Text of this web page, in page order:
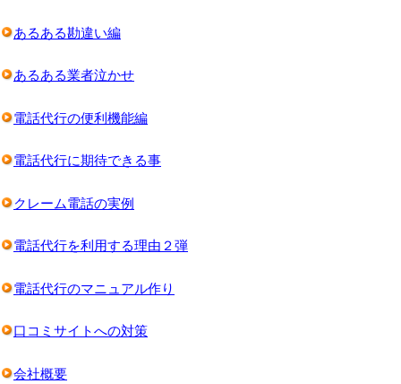
あるある勘違い編
あるある業者泣かせ
電話代行の便利機能編
電話代行に期待できる事
クレーム電話の実例
電話代行を利用する理由２弾
電話代行のマニュアル作り
口コミサイトへの対策
会社概要